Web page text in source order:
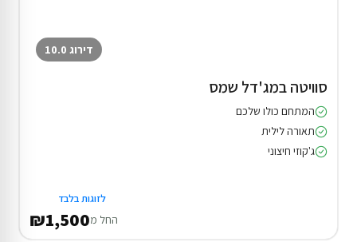
דירוג 10.0
סוויטה במג'דל שמס
המתחם כולו שלכם
תאורה לילית
ג'קוזי חיצוני
לזוגות בלבד
החל מ₪1,500